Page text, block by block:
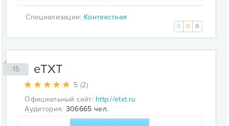
Специализации: Контекстная
0 0 0
15 eTXT
5 (2)
Официальный сайт: http://etxt.ru
Аудитория: 306665 чел.